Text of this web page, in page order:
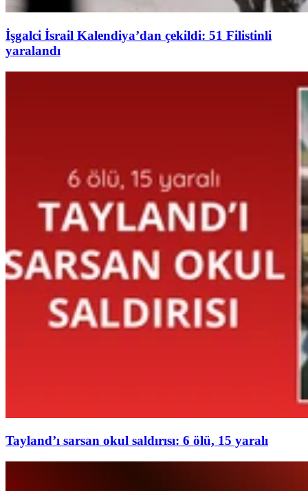
İşgalci İsrail Kalendiya’dan çekildi: 51 Filistinli
yaralandı
Tayland’ı sarsan okul saldırısı: 6 ölü, 15 yaralı